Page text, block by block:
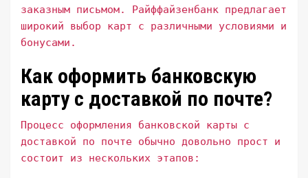
заказным письмом. Райффайзенбанк предлагает
широкий выбор карт с различными условиями и
бонусами.
Как оформить банковскую
карту с доставкой по почте?
Процесс оформления банковской карты с
доставкой по почте обычно довольно прост и
состоит из нескольких этапов: